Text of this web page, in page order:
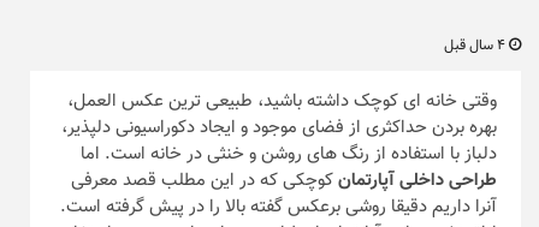
وقتی خانه ای کوچک داشته باشید، طبیعی ترین عکس العمل،
بهره بردن حداکثری از فضای موجود و ایجاد دکوراسیونی دلپذیر،
دلباز با استفاده از رنگ های روشن و خنثی در خانه است. اما
طراحی داخلی آپارتمانکوچکی که در این مطلب قصد معرفی
آنرا داریم دقیقا روشی برعکس گفته بالا را در پیش گرفته است.